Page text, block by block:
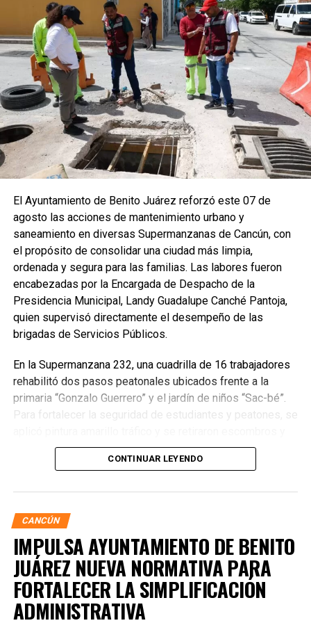
El Ayuntamiento de Benito Juárez reforzó este 07 de
agosto las acciones de mantenimiento urbano y
saneamiento en diversas Supermanzanas de Cancún, con
el propósito de consolidar una ciudad más limpia,
ordenada y segura para las familias. Las labores fueron
encabezadas por la Encargada de Despacho de la
Presidencia Municipal, Landy Guadalupe Canché Pantoja,
quien supervisó directamente el desempeño de las
brigadas de Servicios Públicos.
En la Supermanzana 232, una cuadrilla de 16 trabajadores
rehabilitó dos pasos peatonales ubicados frente a la
primaria “Gonzalo Guerrero” y el jardín de niños “Sac-bé”.
Para fortalecer la seguridad de estudiantes y peatones, se
residuos vegetales acumulados en la zona. Estas
acciones buscan garantizar entornos escolares más
CONTINUAR LEYENDO
CANCÚN
IMPULSA AYUNTAMIENTO DE BENITO
JUÁREZ NUEVA NORMATIVA PARA
FORTALECER LA SIMPLIFICACIÓN
ADMINISTRATIVA